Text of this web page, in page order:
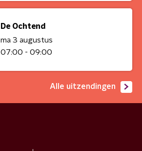
De Ochtend
ma 3 augustus
07:00 - 09:00
Alle uitzendingen